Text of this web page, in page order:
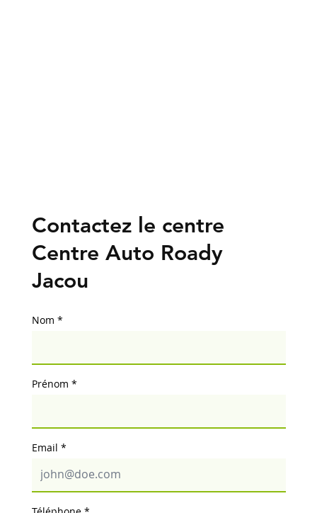
Contactez le centre
Centre Auto Roady
Jacou
Nom
Email
Prénom